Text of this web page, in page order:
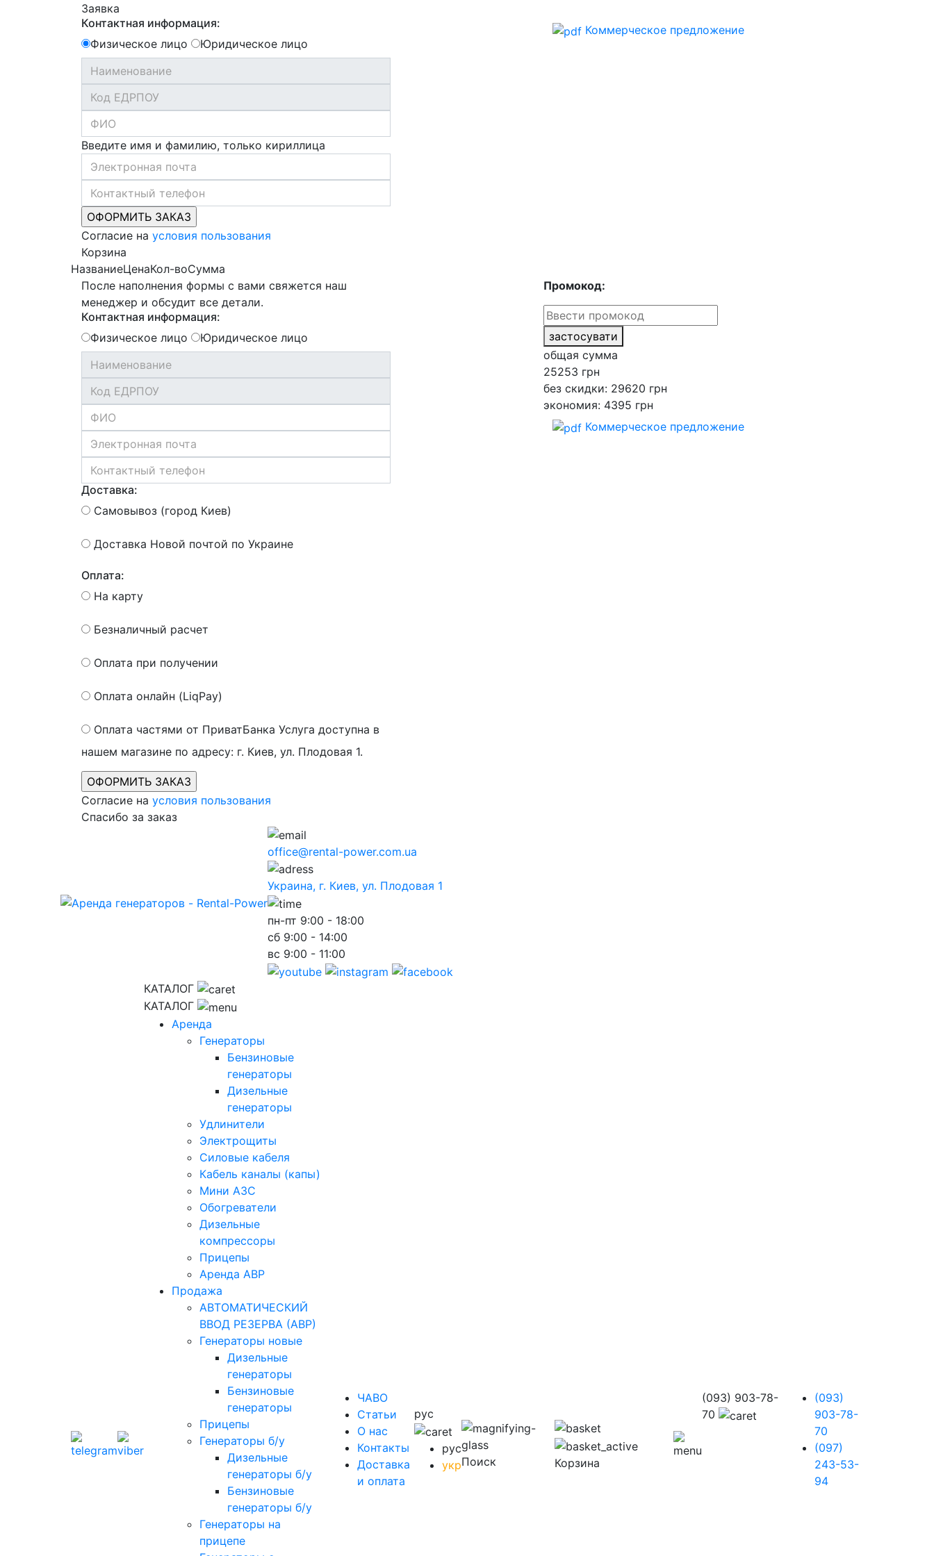
Заявка
Контактная информация:
Физическое лицо
Юридическое лицо
Введите имя и фамилию, только кириллица
Согласие на условия пользования
Коммерческое предложение
Корзина
НазваниеЦенаКол-воСумма
После наполнения формы с вами свяжется наш
менеджер и обсудит все детали.
Контактная информация:
Физическое лицо
Юридическое лицо
Доставка:
Самовывоз (город Киев)
Доставка Новой почтой по Украине
Оплата:
На карту
Безналичный расчет
Оплата при получении
Оплата онлайн (LiqPay)
Оплата частями от ПриватБанка Услуга доступна в
нашем магазине по адресу: г. Киев, ул. Плодовая 1.
Согласие на условия пользования
Промокод:
застосувати
общая сумма
25253 грн
без скидки: 29620 грн
экономия: 4395 грн
Коммерческое предложение
Спасибо за заказ
office@rental-power.com.ua
Украина, г. Киев, ул. Плодовая 1
пн-пт 9:00 - 18:00
сб 9:00 - 14:00
вс 9:00 - 11:00
КАТАЛОГ
КАТАЛОГ
Аренда
Генераторы
Бензиновые
генераторы
Дизельные
генераторы
Удлинители
Электрощиты
Силовые кабеля
Кабель каналы (капы)
Мини АЗС
Обогреватели
Дизельные
компрессоры
Прицепы
Аренда АВР
Продажа
АВТОМАТИЧЕСКИЙ
ВВОД РЕЗЕРВА (АВР)
Генераторы новые
Дизельные
генераторы
Бензиновые
генераторы
Прицепы
Генераторы б/у
Дизельные
генераторы б/у
Бензиновые
генераторы б/у
Генераторы на
прицепе
ЧАВО
Cтатьи
O нас
Контакты
Доставка
и оплата
рус
рус
укрПоиск Корзина
(093) 903-78-
70
(093)
903-78-
70
(097)
243-53-
94